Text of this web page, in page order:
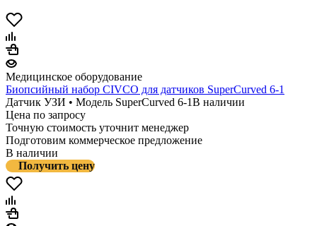
Медицинское оборудование
Биопсийный набор CIVCO для датчиков SuperCurved 6-1
Датчик УЗИ • Модель SuperCurved 6-1В наличии
Цена по запросу
Точную стоимость уточнит менеджер
Подготовим коммерческое предложение
В наличии
Получить цену